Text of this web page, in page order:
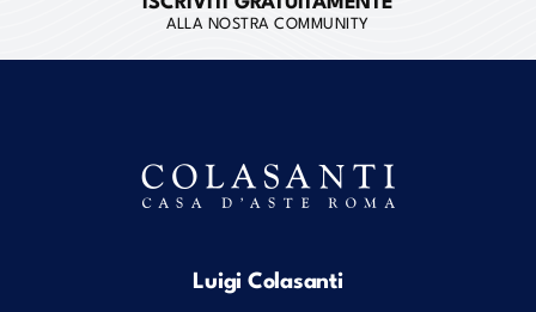
ALLA NOSTRA COMMUNITY
Luigi Colasanti